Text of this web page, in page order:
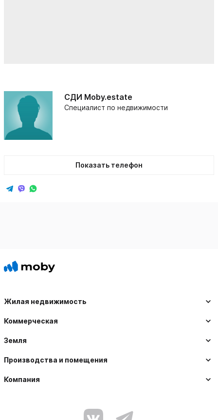
СДИ Moby.estate
Специалист по недвижимости
Показать телефон
Жилая недвижимость
Коммерческая
Земля
Производства и помещения
Компания